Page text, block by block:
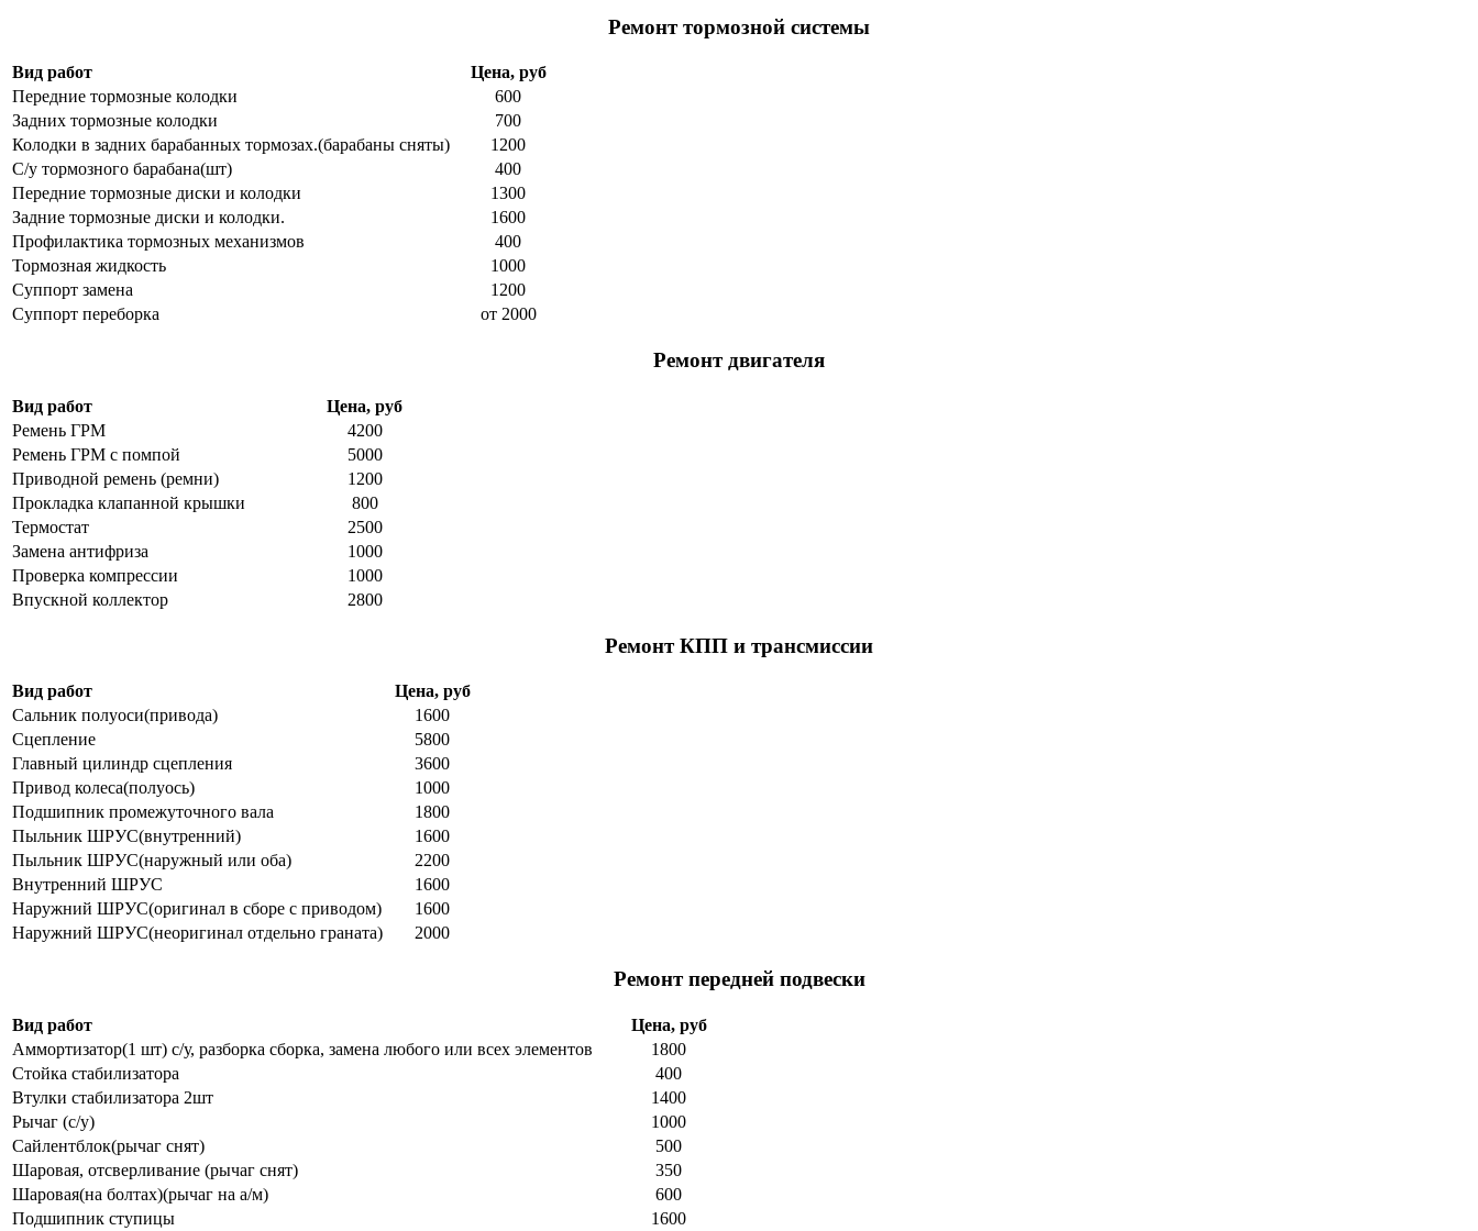
Ремонт тормозной системы
Вид работ
Цена, руб
Передние тормозные колодки
600
Задних тормозные колодки
700
Колодки в задних барабанных тормозах.(барабаны сняты)
1200
С/у тормозного барабана(шт)
400
Передние тормозные диски и колодки
1300
Задние тормозные диски и колодки.
1600
Профилактика тормозных механизмов
400
Тормозная жидкость
1000
Суппорт замена
1200
Суппорт переборка
от 2000
Ремонт двигателя
Вид работ
Цена, руб
Ремень ГРМ
4200
Ремень ГРМ с помпой
5000
Приводной ремень (ремни)
1200
Прокладка клапанной крышки
800
Термостат
2500
Замена антифриза
1000
Проверка компрессии
1000
Впускной коллектор
2800
Ремонт КПП и трансмиссии
Вид работ
Цена, руб
Сальник полуоси(привода)
1600
Сцепление
5800
Главный цилиндр сцепления
3600
Привод колеса(полуось)
1000
Подшипник промежуточного вала
1800
Пыльник ШРУС(внутренний)
1600
Пыльник ШРУС(наружный или оба)
2200
Внутренний ШРУС
1600
Наружний ШРУС(оригинал в сборе с приводом)
1600
Наружний ШРУС(неоригинал отдельно граната)
2000
Ремонт передней подвески
Вид работ
Цена, руб
Аммортизатор(1 шт) с/у, разборка сборка, замена любого или всех элементов
1800
Стойка стабилизатора
400
Втулки стабилизатора 2шт
1400
Рычаг (с/у)
1000
Сайлентблок(рычаг снят)
500
Шаровая, отсверливание (рычаг снят)
350
Шаровая(на болтах)(рычаг на а/м)
600
Подшипник ступицы
1600